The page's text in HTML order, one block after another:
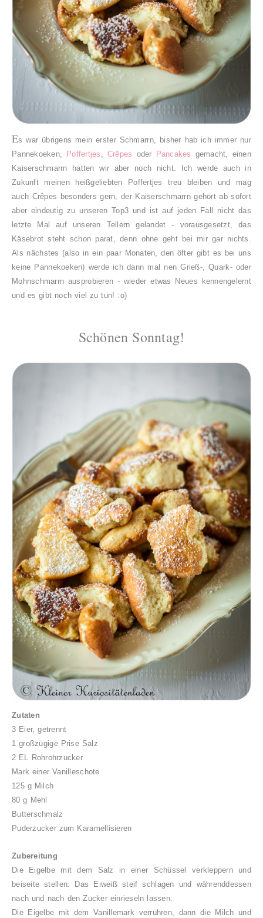
Es war übrigens mein erster Schmarrn, bisher hab ich immer nur
Pannekoeken, Poffertjes Crêpes oder Pancakes gemacht, einen
Kaiserschmarrn hatten wir aber noch nicht. Ich werde auch in
Zukunft meinen heißgeliebten Poffertjes treu bleiben und mag
auch Crêpes besonders gern, der Kaiserschmarrn gehört ab sofort
aber eindeutig zu unseren Top3 und ist auf jeden Fall nicht das
letzte Mal auf unseren Tellern gelandet - vorausgesetzt, das
Käsebrot steht schon parat, denn ohne geht bei mir gar nichts.
Als nächstes (also in ein paar Monaten, den öfter gibt es bei uns
keine Pannekoeken) werde ich dann mal nen Grieß-, Quark- oder
Mohnschmarrn ausprobieren - wieder etwas Neues kennengelernt
und es gibt noch viel zu tun! :o)
Schönen Sonntag!
Zutaten
3 Eier, getrennt
1 großzügige Prise Salz
2 EL Rohrohrzucker
Mark einer Vanilleschote
125 g Milch
80 g Mehl
Butterschmalz
Puderzucker zum Karamellisieren
Zubereitung
Die Eigelbe mit dem Salz in einer Schüssel verkleppern und
beiseite stellen. Das Eiweiß steif schlagen und währenddessen
nach und nach den Zucker einrieseln lassen.
Die Eigelbe mit dem Vanillemark verrühren, dann die Milch und